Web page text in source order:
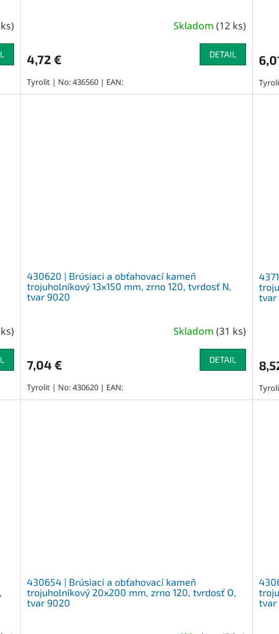
) Skladom (12 ks)
4,72 € DETAIL
Tyrolit | No: 436560 | EAN:
)
430620 | Brúsiaci a obťahovací kameň
trojuholníkový 13x150 mm, zrno 120, tvrdosť N,
tvar 9020
Skladom (31 ks)
7,04 € DETAIL
Tyrolit | No: 430620 | EAN:
tvar
430654 | Brúsiaci a obťahovací kameň
trojuholníkový 20x200 mm, zrno 120, tvrdosť O,
tvar 9020
tvar